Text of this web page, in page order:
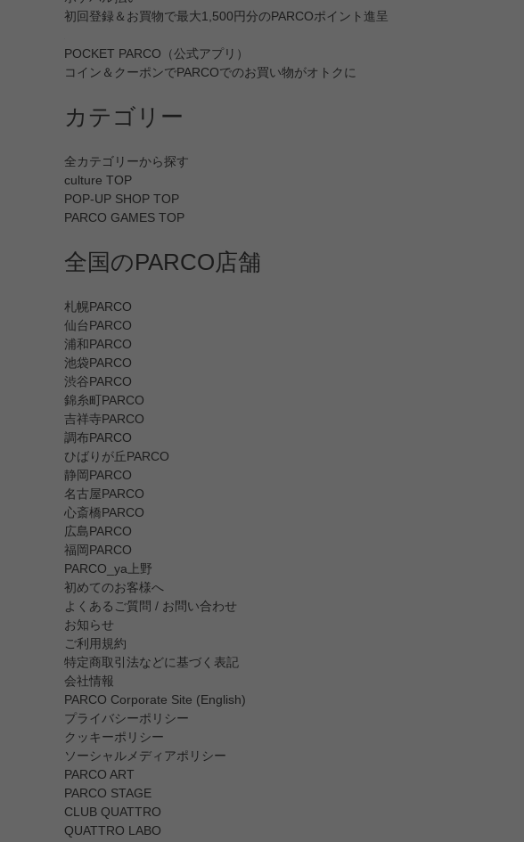
初回登録＆お買物で最大1,500円分のPARCOポイント進呈
POCKET PARCO（公式アプリ）
コイン＆クーポンでPARCOでのお買い物がオトクに
カテゴリー
全カテゴリーから探す
culture TOP
POP-UP SHOP TOP
PARCO GAMES TOP
全国のPARCO店舗
札幌PARCO
仙台PARCO
浦和PARCO
池袋PARCO
渋谷PARCO
錦糸町PARCO
吉祥寺PARCO
調布PARCO
ひばりが丘PARCO
静岡PARCO
名古屋PARCO
心斎橋PARCO
広島PARCO
福岡PARCO
PARCO_ya上野
初めてのお客様へ
よくあるご質問 / お問い合わせ
お知らせ
ご利用規約
特定商取引法などに基づく表記
会社情報
PARCO Corporate Site (English)
プライバシーポリシー
クッキーポリシー
ソーシャルメディアポリシー
PARCO ART
PARCO STAGE
CLUB QUATTRO
QUATTRO LABO